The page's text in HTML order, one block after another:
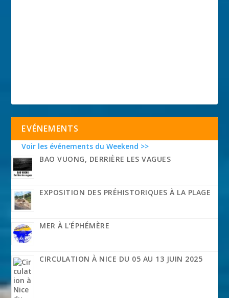
EVÉNEMENTS
Voir les événements du Weekend >>
BAO VUONG, DERRIÈRE LES VAGUES
EXPOSITION DES PRÉHISTORIQUES À LA PLAGE
MER À L’ÉPHÉMÈRE
CIRCULATION À NICE DU 05 AU 13 JUIN 2025